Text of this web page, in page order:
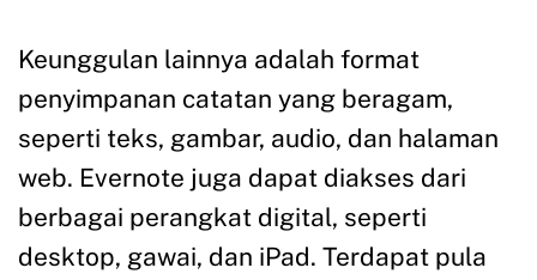
Keunggulan lainnya adalah format
penyimpanan catatan yang beragam,
seperti teks, gambar, audio, dan halaman
web. Evernote juga dapat diakses dari
berbagai perangkat digital, seperti
desktop, gawai, dan iPad. Terdapat pula